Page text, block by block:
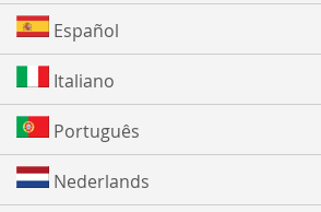
Español
Italiano
Português
Nederlands